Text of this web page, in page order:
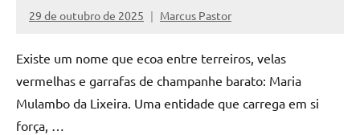
29 de outubro de 2025 Marcus Pastor
Nenhum
Existe um nome que ecoa entre terreiros, velas
vermelhas e garrafas de champanhe barato: Maria
Mulambo da Lixeira. Uma entidade que carrega em si
força, …